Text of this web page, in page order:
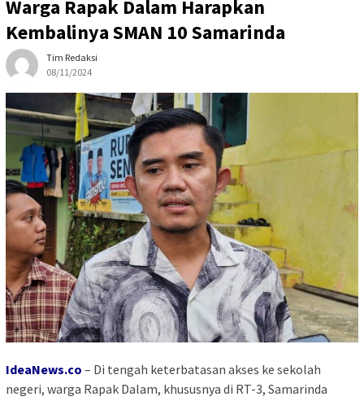
Warga Rapak Dalam Harapkan
Kembalinya SMAN 10 Samarinda
Tim Redaksi
08/11/2024
IdeaNews.co – Di tengah keterbatasan akses ke sekolah
negeri, warga Rapak Dalam, khususnya di RT-3, Samarinda